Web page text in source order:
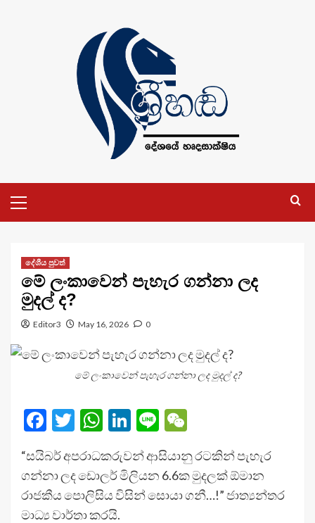
Menu
දේශීය පුවත්
මේ ලංකාවෙන් පැහැර ගන්නා ලද
මුදල් ද?
Editor3 May 16, 2026 0
මේ ලංකාවෙන් පැහැර ගන්නා ලද මුදල් ද?
Facebook
Twitter
WhatsApp
LinkedIn
Line
“සයිබර් අපරාධකරුවන් ආසියානු රටකින් පැහැර
ගන්නා ලද ඩොලර් මිලියන 6.6ක මුදලක් ඕමාන
රාජකීය පොලිසිය විසින් සොයා ගනී…!” ජාත්‍යන්තර
මාධ්‍ය වාර්තා කරයි.